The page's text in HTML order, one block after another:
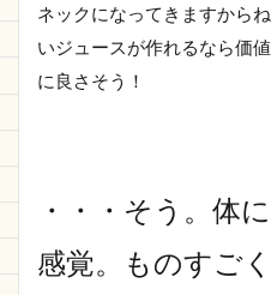
ネックになってきますから
いジュースが作れるなら価
に良さそう！
・・・そう。体
感覚。ものすご